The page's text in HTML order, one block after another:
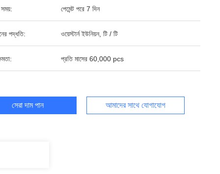
সময়: পেমেন্ট পরে 7 দিন
পদ্ধতি: ওয়েস্টার্ন ইউনিয়ন, টি / টি
প্রতি মাসের 60,000 pcs
সেরা দাম পান আমাদের সাথে যোগাযোগ